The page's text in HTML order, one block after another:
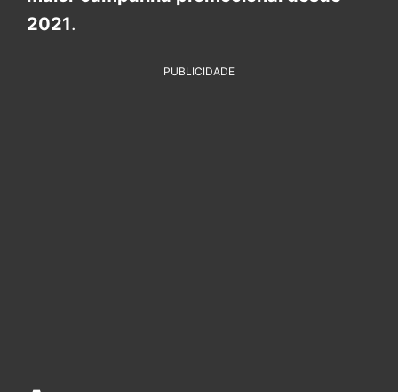
2021.
PUBLICIDADE